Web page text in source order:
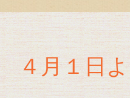
４月１日